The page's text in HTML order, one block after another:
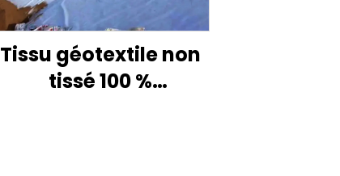
Tissu géotextile non
tissé 100 %